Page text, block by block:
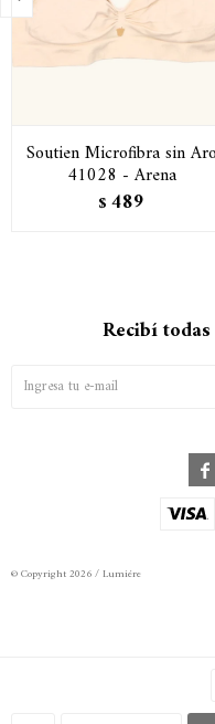
Soutien Microfibra sin Aro
41028 - Arena
$ 489
Recibí

© Copyright 2026 / Lumiére